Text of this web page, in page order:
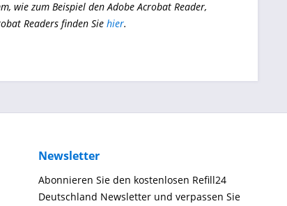
wie zum Beispiel den Adobe Acrobat Reader,
Readers finden Sie hier.
Newsletter
Abonnieren Sie den kostenlosen Refill24
Deutschland Newsletter und verpassen Sie